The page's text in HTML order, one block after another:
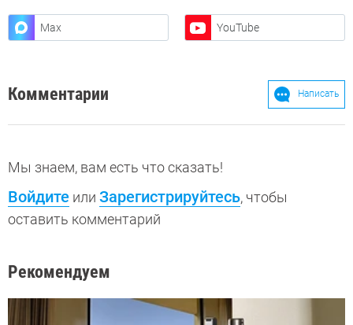
Max YouTube
Комментарии Написать
Мы знаем, вам есть что сказать!
Войдите или Зарегистрируйтесь, чтобы
оставить комментарий
Рекомендуем